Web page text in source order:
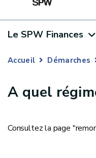
Le SPW Finances
Accueil Démarches
A quel
Consultez la page